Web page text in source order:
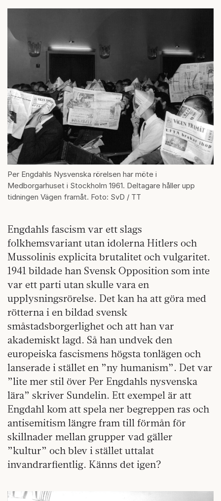
Per Engdahls Nysvenska rörelsen har möte i
Medborgarhuset i Stockholm 1961. Deltagare håller upp
tidningen Vägen framåt. Foto: SvD / TT
Engdahls fascism var ett slags
folkhemsvariant utan idolerna Hitlers och
Mussolinis explicita brutalitet och vulgaritet.
1941 bildade han Svensk Opposition som inte
var ett parti utan skulle vara en
upplysningsrörelse. Det kan ha att göra med
rötterna i en bildad svensk
småstadsborgerlighet och att han var
akademiskt lagd. Så han undvek den
europeiska fascismens högsta tonlägen och
lanserade i stället en ”ny humanism”. Det var
”lite mer stil över Per Engdahls nysvenska
lära” skriver Sundelin. Ett exempel är att
Engdahl kom att spela ner begreppen ras och
antisemitism längre fram till förmån för
skillnader mellan grupper vad gäller
”kultur” och blev i stället uttalat
invandrarfientlig. Känns det igen?